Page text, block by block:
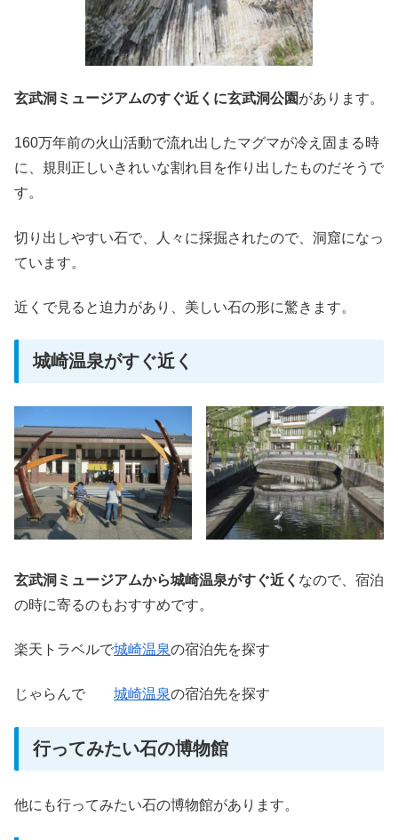
玄武洞ミュージアムのすぐ近くに玄武洞公園があります。
160万年前の火山活動で流れ出したマグマが冷え固まる時
に、規則正しいきれいな割れ目を作り出したものだそうで
す。
切り出しやすい石で、人々に採掘されたので、洞窟になっ
ています。
近くで見ると迫力があり、美しい石の形に驚きます。
城崎温泉がすぐ近く
玄武洞ミュージアムから城崎温泉がすぐ近く なので、宿泊
の時に寄るのもおすすめです。
楽天トラベルで城崎温泉の宿泊先を探す
じゃらんで 城崎温泉の宿泊先を探す
行ってみたい石の博物館
他にも行ってみたい石の博物館があります。